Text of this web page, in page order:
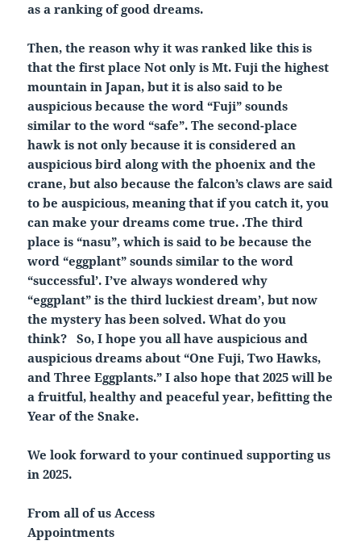
as a ranking of good dreams.
Then, the reason why it was ranked like this is
that the first place Not only is Mt. Fuji the highest
mountain in Japan, but it is also said to be
auspicious because the word “Fuji” sounds
similar to the word “safe”. The second-place
hawk is not only because it is considered an
auspicious bird along with the phoenix and the
crane, but also because the falcon’s claws are said
to be auspicious, meaning that if you catch it, you
can make your dreams come true. .The third
place is “nasu”, which is said to be because the
word “eggplant” sounds similar to the word
“successful’. I’ve always wondered why
“eggplant” is the third luckiest dream’, but now
the mystery has been solved. What do you
think? So, I hope you all have auspicious and
auspicious dreams about “One Fuji, Two Hawks,
and Three Eggplants.” I also hope that 2025 will be
a fruitful, healthy and peaceful year, befitting the
Year of the Snake.
We look forward to your continued supporting us
in 2025.
From all of us Access
Appointments